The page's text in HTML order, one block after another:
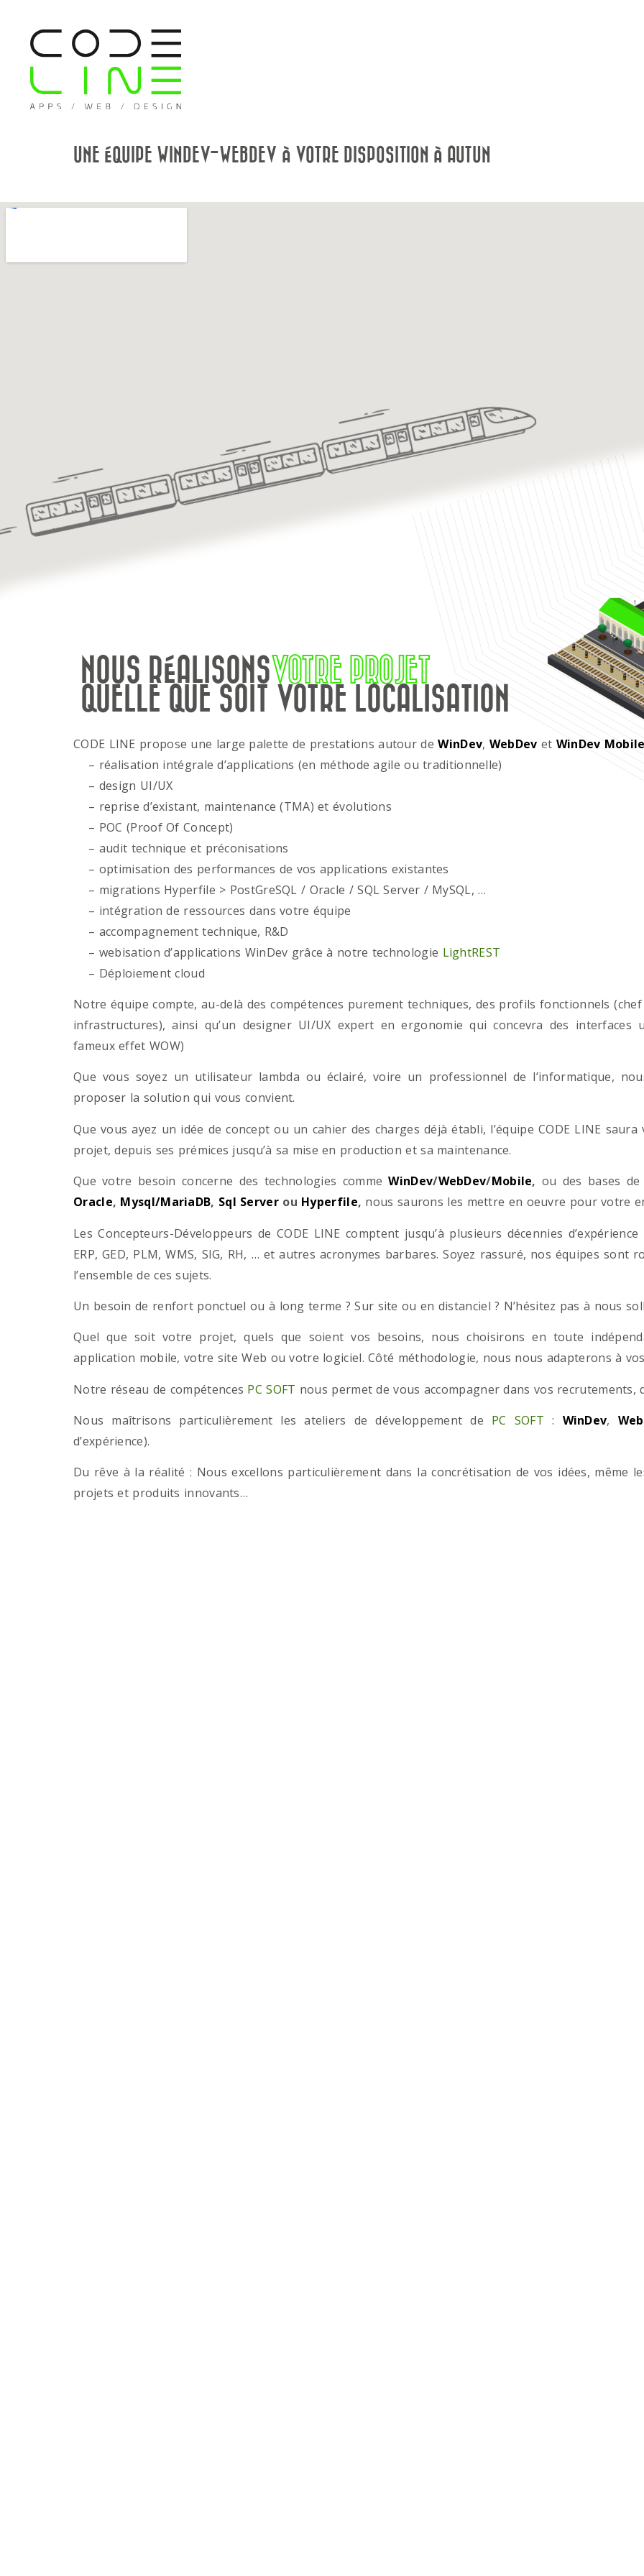
UNE ÉQUIPE WINDEV-WEBDEV À VOTRE DISPOSITION À AUTUN
NOUS RÉALISONSVOTRE PROJET
QUELLE QUE SOIT VOTRE LOCALISATION
CODE LINE propose une large palette de prestations autour deWinDev, WebDev et WinDev
– réalisation intégrale d’applications (en méthode agile ou traditionnelle)
– design UI/UX
– reprise d’existant, maintenance (TMA) et évolutions
– POC (Proof Of Concept)
– audit technique et préconisations
– optimisation des performances de vos applications existantes
– migrations Hyperfile > PostGreSQL / Oracle / SQL Server / MySQL, …
– intégration de ressources dans votre équipe
– accompagnement technique, R&D
– webisation d’applications WinDev grâce à notre technologie LightREST
– Déploiement cloud
Notre équipe compte, au-delà des compétences purement techniques, des profils fonctionnels
infrastructures), ainsi qu’un designer UI/UX expert en ergonomie qui concevra des
fameux effet WOW)
Que vous soyez un utilisateur lambda ou éclairé, voire un professionnel de l’informatique,
proposer la solution qui vous convient.
Que vous ayez un idée de concept ou un cahier des charges déjà établi, l’équipe CODE LINE
projet, depuis ses prémices jusqu’à sa mise en production et sa maintenance.
Que votre besoin concerne des technologies commeWinDev/WebDev/Mobile, ou des bases
Oracle, Mysql/MariaDB, Sql Serverou Hyperfile, nous saurons les mettre en oeuvre pour votre
Les Concepteurs-Développeurs de CODE LINE comptent jusqu’à plusieurs décennies
ERP, GED, PLM, WMS, SIG, RH, … et autres acronymes barbares. Soyez rassuré, nos équipes
l’ensemble de ces sujets.
Un besoin de renfort ponctuel ou à long terme ? Sur site ou en distanciel ? N’hésitez pas à nous
Quel que soit votre projet, quels que soient vos besoins, nous choisirons en toute
application mobile, votre site Web ou votre logiciel. Côté méthodologie, nous nous adapterons à
Notre réseau de compétences PC SOFT nous permet de vous accompagner dans vos
Nous maîtrisons particulièrement les ateliers de développement de PC SOFT : WinDev,
d’expérience).
Du rêve à la réalité : Nous excellons particulièrement dans la concrétisation de vos idées, même
projets et produits innovants…